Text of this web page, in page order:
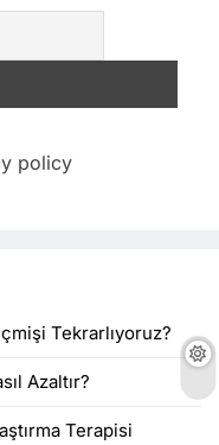
policy
Tekrarlıyoruz?
Azaltır?
Terapisi